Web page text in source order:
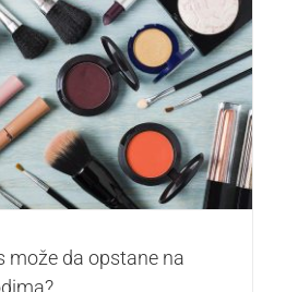
može da opstane na make-up
proizvodima?
i moda
može da opstane na